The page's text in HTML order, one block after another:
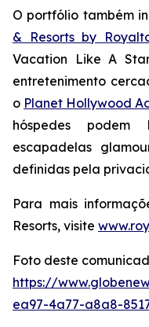
O portfólio também
& Resorts by
Vacation Like A
entretenimento
o Planet Hollywood
hóspedes podem
escapadelas
definidas pela
Para mais
Resorts, visite
Foto deste
https://
ea97-4a77-a8a8-